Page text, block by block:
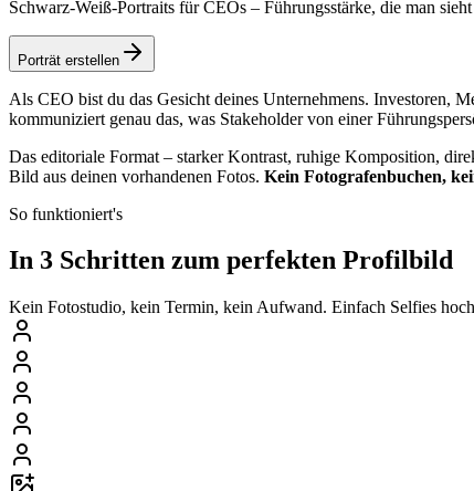
Schwarz-Weiß-Portraits für CEOs – Führungsstärke, die man sieht
Porträt erstellen
Als CEO bist du das Gesicht deines Unternehmens. Investoren,
kommuniziert genau das, was Stakeholder von einer
Das editoriale Format – starker Kontrast, ruhige Komposition,
Bild aus deinen vorhandenen Fotos. Kein Fotografenbuchen,
So funktioniert's
In 3 Schritten zum perfekten Profilbild
Kein Fotostudio, kein Termin, kein Aufwand. Einfach Selfies